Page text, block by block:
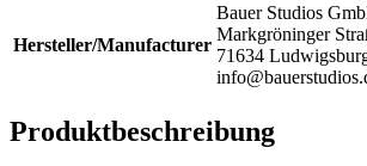
Hersteller/Manufacturer
Bauer Studios
Markgröninger
71634
Produktbeschreibung